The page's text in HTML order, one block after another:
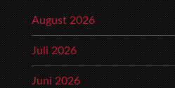
August 2026
Juli 2026
Juni 2026